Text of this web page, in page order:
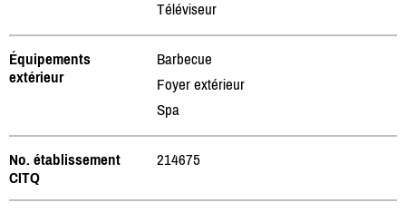
Téléviseur
Équipements
extérieur
Barbecue
Foyer extérieur
Spa
No. établissement
CITQ
214675